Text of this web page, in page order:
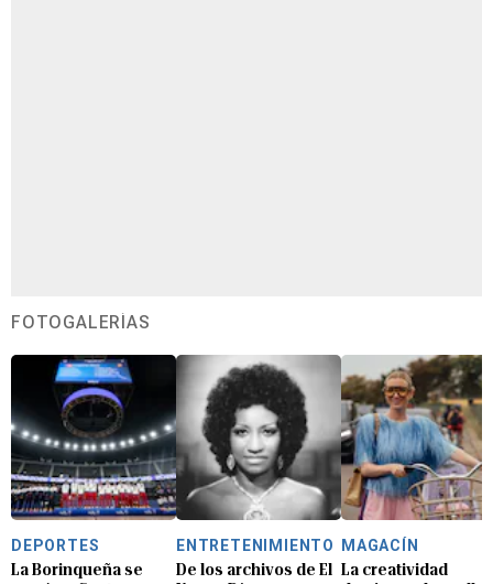
FOTOGALERÍAS
DEPORTES
La Borinqueña se
ENTRETENIMIENTO
De los archivos de El
MAGACÍN
La creatividad